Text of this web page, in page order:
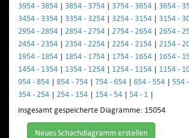
3954 - 3854 | 3854 - 3754 | 3754 - 3654 | 3654 -
3454 - 3354 | 3354 - 3254 | 3254 - 3154 | 3154 -
2954 - 2854 | 2854 - 2754 | 2754 - 2654 | 2654 -
2454 - 2354 | 2354 - 2254 | 2254 - 2154 | 2154 -
1954 - 1854 | 1854 - 1754 | 1754 - 1654 | 1654 -
1454 - 1354 | 1354 - 1254 | 1254 - 1154 | 1154 -
954 - 854 | 854 - 754 | 754 - 654 | 654 - 554 | 554
354 - 254 | 254 - 154 | 154 - 54 | 54 - 1 |
insgesamt gespeicherte Diagramme: 15054
Neues Schachdiagramm erstellen